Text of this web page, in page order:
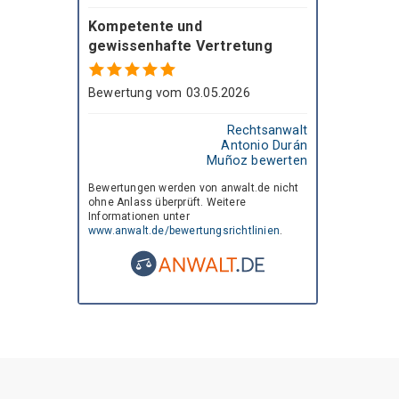
Kompetente und
gewissenhafte Vertretung
Bewertung vom 03.05.2026
Rechtsanwalt
Antonio Durán
Muñoz bewerten
Bewertungen werden von anwalt.de nicht
ohne Anlass überprüft. Weitere
Informationen unter
www.anwalt.de/bewertungsrichtlinien.